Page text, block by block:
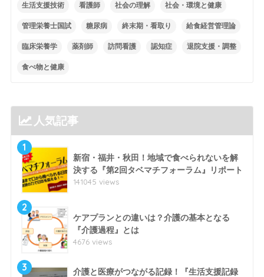
生活支援技術 看護師 社会の理解 社会・環境と健康
管理栄養士国試 糖尿病 終末期・看取り 給食経営管理論
臨床栄養学 薬剤師 訪問看護 認知症 退院支援・調整
食べ物と健康
人気記事
1
新宿・福井・秋田！地域で食べられないを解
決する『第2回タベマチフォーラム』リポート
141045 views
2
ケアプランとの違いは？介護の基本となる
『介護過程』とは
4676 views
3
介護と医療がつながる記録！『生活支援記録